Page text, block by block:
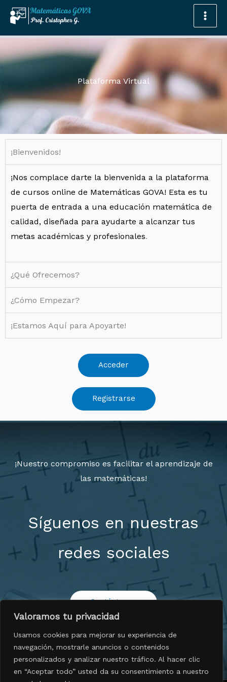
Valoramos tu privacidad
Usamos cookies para mejorar su experiencia de
navegación, mostrarle anuncios o contenidos
personalizados y analizar nuestro tráfico. Al hacer clic
en “Aceptar todo” usted da su consentimiento a nuestro
Omitir
ir
al
contenido
Plataforma Virtual
¡Bienvenidos!
¡Nos complace darte la bienvenida a la plataforma
de cursos online de Matemáticas GOVA! Esta es tu
puerta de entrada a una educación matemática de
calidad, diseñada para ayudarte a alcanzar tus
metas académicas y profesionales.
¿Qué Ofrecemos?
¿Cómo Empezar?
¡Estamos Aquí para Apoyarte!
Acceder
Registrarse
¡Nuestro compromiso es facilitar el aprendizaje de
las matemáticas!
Síguenos en nuestras
redes sociales
Contáctenos